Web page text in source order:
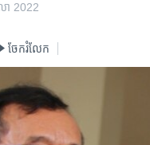
ា 2022
ចែករំលែក